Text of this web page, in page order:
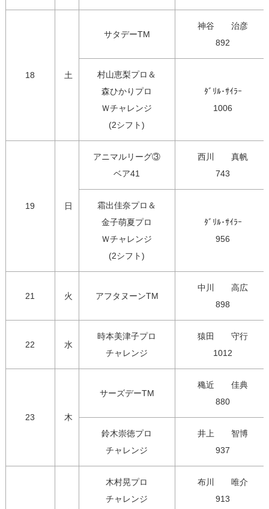
18 土
サタデーTM
神谷　　治彦
892
村山恵梨プロ＆
森ひかりプロ
Ｗチャレンジ
(2シフト)
ﾀﾞﾘﾙ･ｻｲﾗｰ
1006
19 日
アニマルリーグ③
ベア41
西川　　真帆
743
霜出佳奈プロ＆
金子萌夏プロ
Ｗチャレンジ
(2シフト)
ﾀﾞﾘﾙ･ｻｲﾗｰ
956
21 火 アフタヌーンTM
中川　　高広
898
22 水
時本美津子プロ
チャレンジ
猿田　　守行
1012
23 木
サーズデーTM
穐近　　佳典
880
鈴木崇徳プロ
チャレンジ
井上　　智博
937
木村晃プロ
チャレンジ
布川　　唯介
913